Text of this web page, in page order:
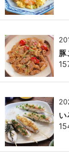
豚
い